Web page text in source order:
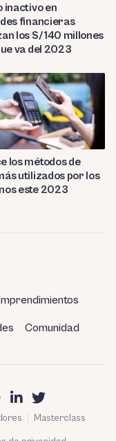
inactivo en
financieras
los S/ 140 millones
va del 2023
los métodos de
utilizados por los
este 2023
Comunidad
Masterclass